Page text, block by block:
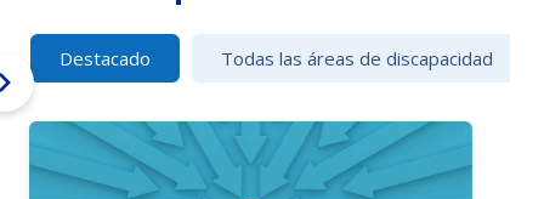
Destacado Todas las áreas de discapacidad